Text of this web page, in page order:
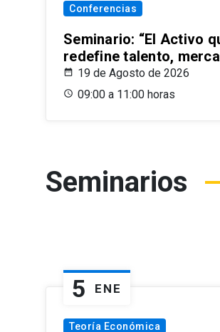
Conferencias
Seminario: “El Activo
redefine talento,
19 de Agosto de 2026
09:00 a 11:00 horas
Seminarios
5 ENE
Teoría Económica